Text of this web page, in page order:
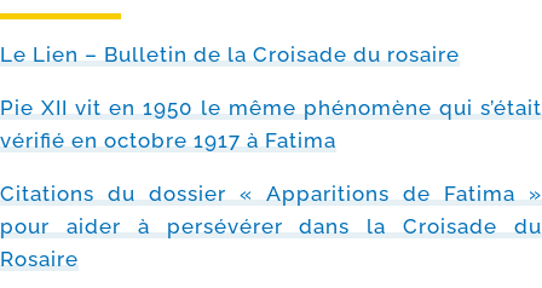
Le Lien – Bulletin de la Croisade du rosaire
Pie XII vit en 1950 le même phé­no­mène qui s’é­tait
véri­fié en octobre 1917 à Fatima
Citations du dos­sier « Apparitions de Fatima »
pour aider à per­sé­vé­rer dans la Croisade du
Rosaire